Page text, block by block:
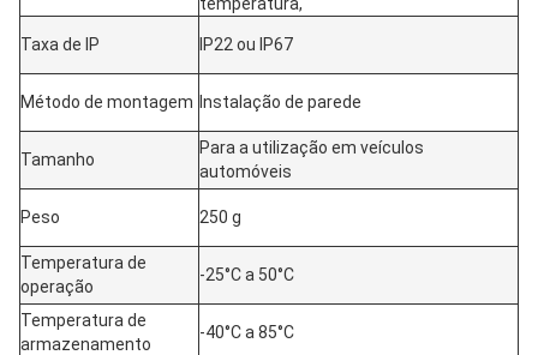
Taxa de IP IP22 ou IP67
Método de montagem Instalação de parede
Tamanho
Para a utilização em veículos
automóveis
Peso 250 g
Temperatura de
operação
-25°C a 50°C
Temperatura de
armazenamento
-40°C a 85°C